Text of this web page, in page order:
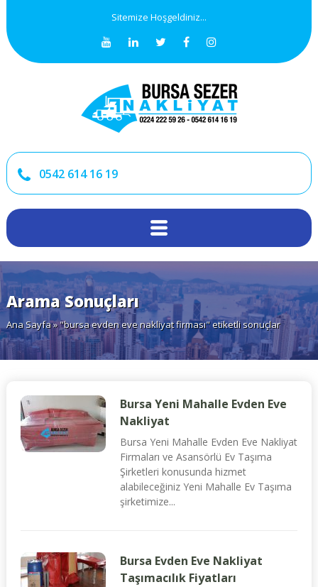
Sitemize Hoşgeldiniz...
0542 614 16 19
Arama Sonuçları
Ana Sayfa» "bursa evden eve nakliyat firması" etiketli sonuçlar
Bursa Yeni Mahalle Evden Eve
Nakliyat
Bursa Yeni Mahalle Evden Eve Nakliyat
Firmaları ve Asansörlü Ev Taşıma
Şirketleri konusunda hizmet
alabileceğiniz Yeni Mahalle Ev Taşıma
şirketimize...
Bursa Evden Eve Nakliyat
Taşımacılık Fiyatları